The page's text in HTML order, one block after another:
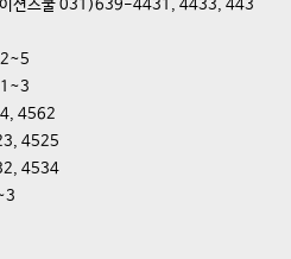
이션스쿨 031)639-4431, 4433, 443
4562
4525
4534